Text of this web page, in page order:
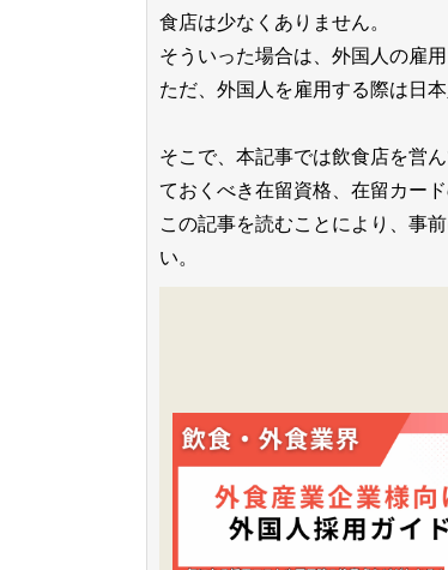
食店は少なくありません。
そういった場合は、外国人の雇
ただ、外国人を雇用する際は日
そこで、本記事では飲食店を営
ておくべき在留資格、在留カー
この記事を読むことにより、事
い。